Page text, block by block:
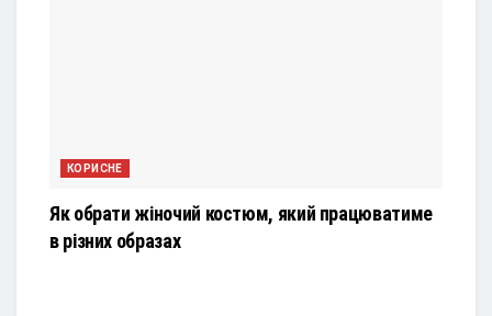
КОРИСНЕ
Як обрати жіночий костюм, який працюватиме
в різних образах